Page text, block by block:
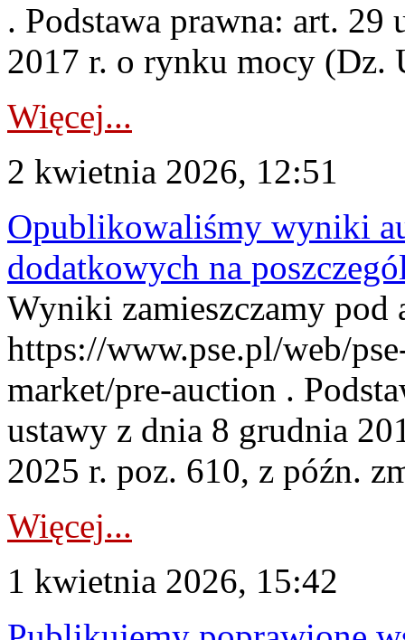
. Podstawa prawna: art. 29
2017 r. o rynku mocy (Dz.
Więcej...
2 kwietnia 2026, 12:51
Opublikowaliśmy wyniki
dodatkowych na
Wyniki zamieszczamy pod
https://www.pse.pl/web/
market/pre-auction .
ustawy z dnia 8 grudnia
2025 r. poz. 610, z późn.
Więcej...
1 kwietnia 2026, 15:42